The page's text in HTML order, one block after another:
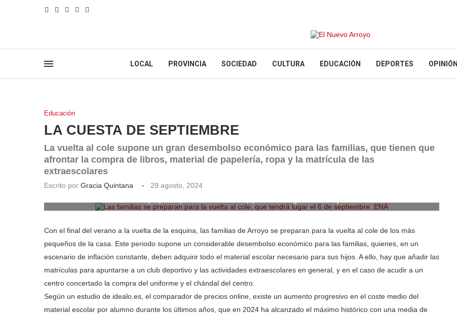
LOCAL PROVINCIA SOCIEDAD CULTURA EDUCACIÓN DEPORTES OPINIÓN
Educación
LA CUESTA DE SEPTIEMBRE
La vuelta al cole supone un gran desembolso económico para las familias, que tienen que
afrontar la compra de libros, material de papelería, ropa y la matrícula de las
extraescolares
Escrito por Gracia Quintana
29 agosto, 2024
Con el final del verano a la vuelta de la esquina, las familias de Arroyo se preparan para la vuelta al cole de los más
pequeños de la casa. Este periodo supone un considerable desembolso económico para las familias, quienes, en un
escenario de inflación constante, deben adquirir todo el material escolar necesario para sus hijos. A ello, hay que añadir las
matrículas para apuntarse a un club deportivo y las actividades extraescolares en general, y en el caso de acudir a un
centro concertado la compra del uniforme y el chándal del centro.
Según un estudio de idealo.es, el comparador de precios online, existe un aumento progresivo en el coste medio del
material escolar por alumno durante los últimos años, que en 2024 ha alcanzado el máximo histórico con una media de